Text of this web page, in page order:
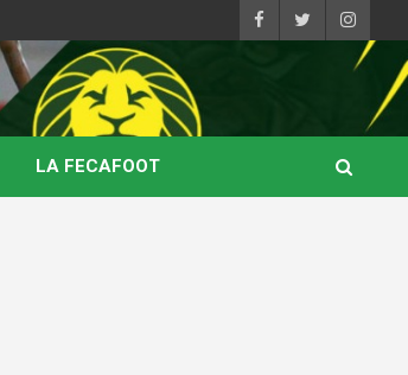
LA FECAFOOT